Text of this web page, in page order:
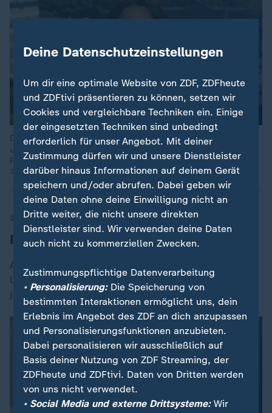
Das angekündigte Aus für die „Rente ab 63“ hält Fahimi für
ungerecht. Es treffe Menschen, die deutlich länger in die
Rentenkasse eingezahlt hätten.
23.06.2026 | 4:28 min
23.06.2026, 21:20 Uhr
Rente: Sorgen der jungen Generation
Auch die junge Generation sorgt sich um die Rente.
Um für die Zukunft vorzusorgen, investieren einige
junge Arbeitnehmer bereits zusätzlich in Aktien.
Deine Datenschutzeinstellungen
Um dir eine optimale Website von ZDF, ZDFheute
und ZDFtivi präsentieren zu können, setzen wir
Cookies und vergleichbare Techniken ein. Einige
der eingesetzten Techniken sind unbedingt
erforderlich für unser Angebot. Mit deiner
Zustimmung dürfen wir und unsere Dienstleister
darüber hinaus Informationen auf deinem Gerät
speichern und/oder abrufen. Dabei geben wir
deine Daten ohne deine Einwilligung nicht an
Dritte weiter, die nicht unsere direkten
Dienstleister sind. Wir verwenden deine Daten
auch nicht zu kommerziellen Zwecken.
Zustimmungspflichtige Datenverarbeitung
• Personalisierung:Die Speicherung von
bestimmten Interaktionen ermöglicht uns, dein
Erlebnis im Angebot des ZDF an dich anzupassen
und Personalisierungsfunktionen anzubieten.
Dabei personalisieren wir ausschließlich auf
Basis deiner Nutzung von ZDF Streaming, der
ZDFheute und ZDFtivi. Daten von Dritten werden
von uns nicht verwendet.
• Social Media und externe Drittsysteme:Wir